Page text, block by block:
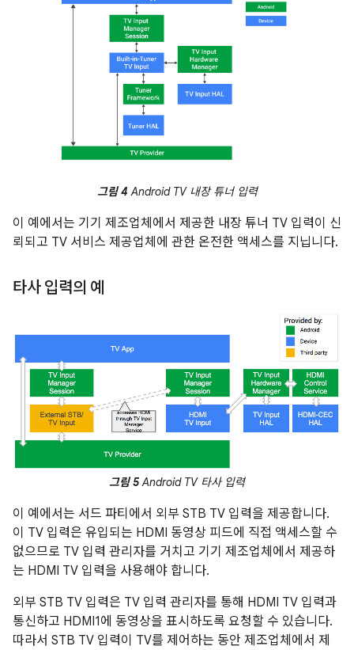
그림 4 Android TV 내장 튜너 입력
이 예에서는 기기 제조업체에서 제공한 내장 튜너 TV 입력이 신
뢰되고 TV 서비스 제공업체에 관한 온전한 액세스를 지닙니다.
타사 입력의 예
그림 5Android TV 타사 입력
이 예에서는 서드 파티에서 외부 STB TV 입력을 제공합니다.
이 TV 입력은 유입되는 HDMI 동영상 피드에 직접 액세스할 수
없으므로 TV 입력 관리자를 거치고 기기 제조업체에서 제공하
는 HDMI TV 입력을 사용해야 합니다.
외부 STB TV 입력은 TV 입력 관리자를 통해 HDMI TV 입력과
통신하고 HDMI1에 동영상을 표시하도록 요청할 수 있습니다.
따라서 STB TV 입력이 TV를 제어하는 동안 제조업체에서 제